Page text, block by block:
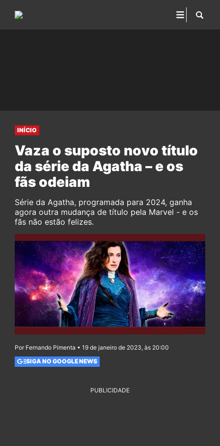
INÍCIO
Vaza o suposto novo título
da série da Agatha – e os
fãs odeiam
Série da Agatha, programada para 2024, ganha
agora outra mudança de título pela Marvel - e os
fãs não estão felizes.
Por Fernando Pimenta • 19 de janeiro de 2023, às 20:00
SIGA NO GOOGLE NEWS
PUBLICIDADE